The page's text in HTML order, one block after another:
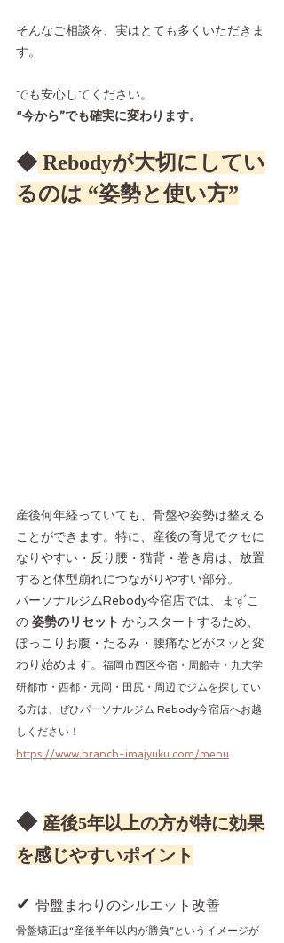
そんなご相談を、実はとても多くいただきま
す。
でも安心してください。
“今から”でも確実に変わります。
◆ Rebodyが大切にしてい
るのは “姿勢と使い方”
産後何年経っていても、骨盤や姿勢は整える
ことができます。特に、産後の育児でクセに
なりやすい・反り腰・猫背・巻き肩は、放置
すると体型崩れにつながりやすい部分。
パーソナルジムRebody今宿店では、まずこ
の 姿勢のリセット からスタートするため、
ぽっこりお腹・たるみ・腰痛などがスッと変
わり始めます。 福岡市西区今宿・周船寺・九大学
研都市・西都・元岡・田尻・周辺でジムを探してい
る方は、ぜひパーソナルジム Rebody今宿店へお越
しください！
https://www.branch-imajyuku.com/menu
◆ 産後5年以上の方が特に効果
を感じやすいポイント
✔ 骨盤まわりのシルエット改善
骨盤矯正は“産後半年以内が勝負”というイメージが